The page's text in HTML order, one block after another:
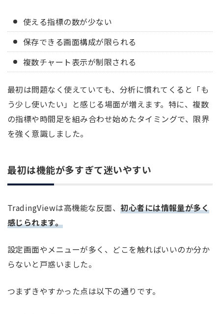
使える指標の数が少ない
保存できる画面構成が限られる
複数チャート表示が制限される
最初は問題なく使えていても、分析に慣れてくると「も
う少し使いたい」と感じる場面が増えます。特に、複数
の指標や時間足を組み合わせ始めたタイミングで、限界
を強く意識しました。
最初は機能が多すぎて迷いやすい
TradingViewは高機能な反面、初心者には情報量が多く
感じられます。
設定画面やメニューが多く、どこを触ればいいのか分か
らないと戸惑いました。
つまずきやすかった点は以下の通りです。